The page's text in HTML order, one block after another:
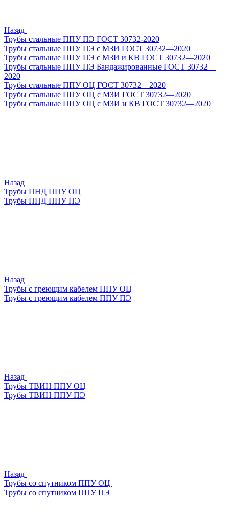
Назад
Трубы стальные ППУ ПЭ ГОСТ 30732-2020
Трубы стальные ППУ ПЭ с МЗИ ГОСТ 30732—2020
Трубы стальные ППУ ПЭ с МЗИ и КВ ГОСТ 30732—2020
Трубы стальные ППУ ПЭ Бандажированные ГОСТ 30732—
2020
Трубы стальные ППУ ОЦ ГОСТ 30732—2020
Трубы стальные ППУ ОЦ с МЗИ ГОСТ 30732—2020
Трубы стальные ППУ ОЦ с МЗИ и КВ ГОСТ 30732—2020
Назад
Трубы ПНД ППУ ОЦ
Трубы ПНД ППУ ПЭ
Назад
Трубы с греющим кабелем ППУ ОЦ
Трубы с греющим кабелем ППУ ПЭ
Назад
Трубы ТВИН ППУ ОЦ
Трубы ТВИН ППУ ПЭ
Назад
Трубы со спутником ППУ ОЦ
Трубы со спутником ППУ ПЭ